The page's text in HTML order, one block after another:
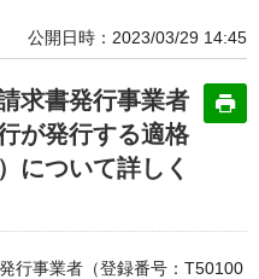
公開日時 2023/03/29 14:45
求書発行事業者
が発行する適格
について詳しく
行事業者（登録番号：T50100